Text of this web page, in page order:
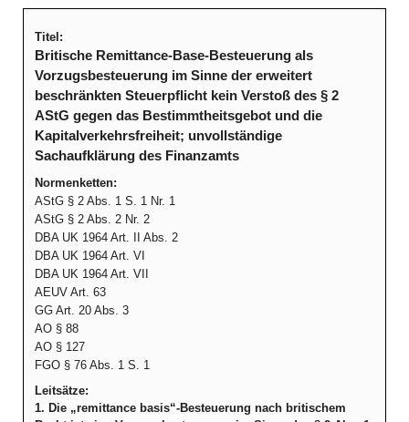
Titel:
Britische Remittance-Base-Besteuerung als
Vorzugsbesteuerung im Sinne der erweitert
beschränkten Steuerpflicht kein Verstoß des § 2
AStG gegen das Bestimmtheitsgebot und die
Kapitalverkehrsfreiheit; unvollständige
Sachaufklärung des Finanzamts
Normenketten:
AStG § 2 Abs. 1 S. 1 Nr. 1
AStG § 2 Abs. 2 Nr. 2
DBA UK 1964 Art. II Abs. 2
DBA UK 1964 Art. VI
DBA UK 1964 Art. VII
AEUV Art. 63
GG Art. 20 Abs. 3
AO § 88
AO § 127
FGO § 76 Abs. 1 S. 1
Leitsätze:
1. Die „remittance basis“-Besteuerung nach britischem